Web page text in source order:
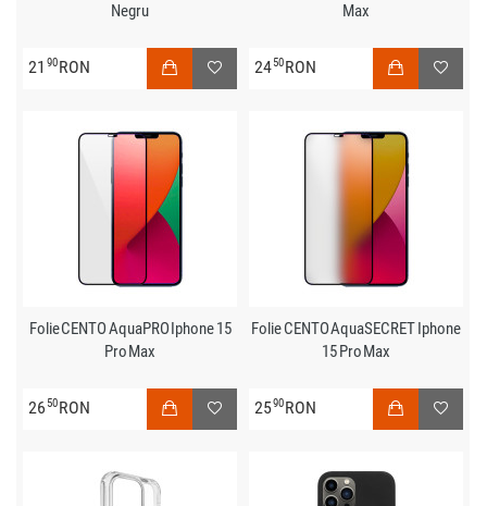
Negru
21 90RON
Max
2450RON
Folie CENTO AquaPRO Iphone 15
Pro Max
26 50RON
Folie CENTO AquaSECRET Iphone
15 Pro Max
2590RON